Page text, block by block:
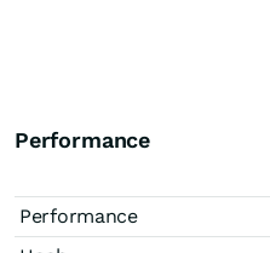
Performance
Performance